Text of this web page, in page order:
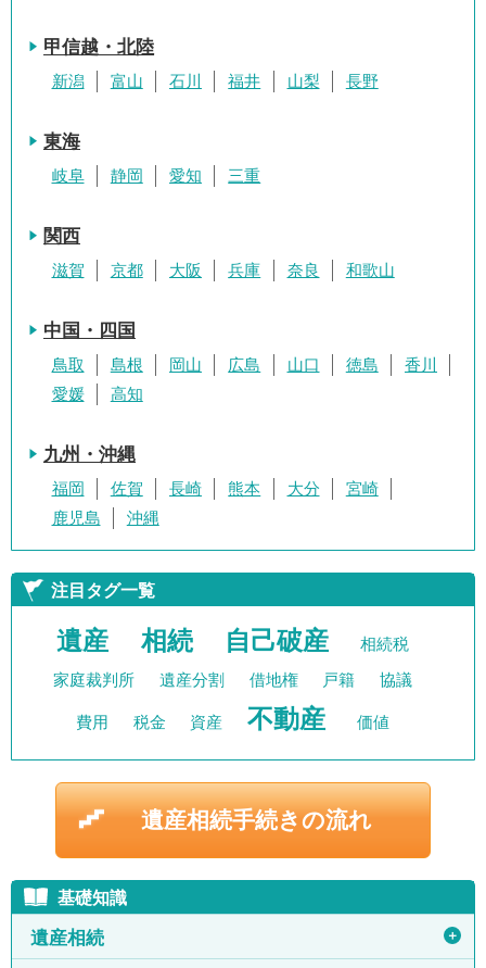
甲信越・北陸
新潟 富山 石川 福井 山梨 長野
東海
岐阜 静岡 愛知 三重
関西
滋賀 京都 大阪 兵庫 奈良 和歌山
中国・四国
鳥取 島根 岡山 広島 山口 徳島
香川
愛媛
高知
九州・沖縄
福岡 佐賀 長崎 熊本 大分
宮崎
鹿児島
沖縄
注目タグ一覧
遺産 相続 自己破産 相続税
家庭裁判所 遺産分割 借地権 戸籍 協議
費用 税金 資産 不動産 価値
遺産相続手続きの流れ
基礎知識
遺産相続 ＋